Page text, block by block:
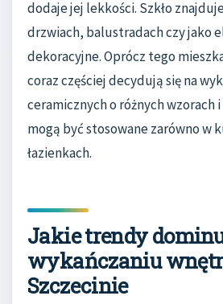
dodaje jej lekkości. Szkło
drzwiach, balustradach czy jako
dekoracyjne. Oprócz tego
coraz częściej decydują się na
ceramicznych o różnych wzorach
mogą być stosowane zarówno w
łazienkach.
Jakie trendy
wykańczaniu
Szczecinie